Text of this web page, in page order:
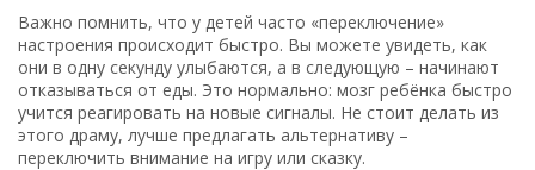
Важно помнить, что у детей часто «переключение»
настроения происходит быстро. Вы можете увидеть, как
они в одну секунду улыбаются, а в следующую – начинают
отказываться от еды. Это нормально: мозг ребёнка быстро
учится реагировать на новые сигналы. Не стоит делать из
этого драму, лучше предлагать альтернативу –
переключить внимание на игру или сказку.